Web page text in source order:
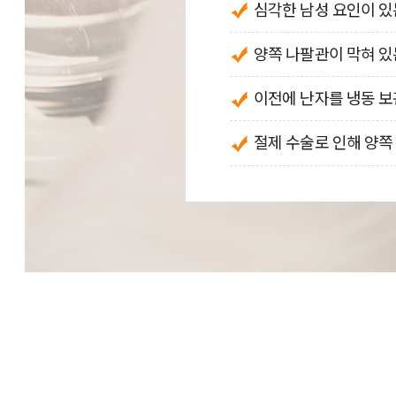
심각한 남성 요인이
양쪽 나팔관이 막혀
이전에 난자를 냉동
절제 수술로 인해 양